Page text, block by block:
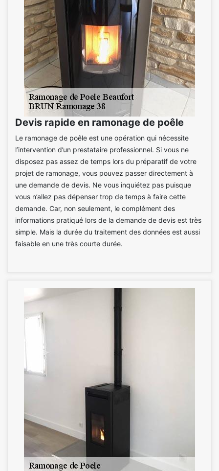
Devis rapide en ramonage de poêle
Le ramonage de poêle est une opération qui nécessite
l’intervention d’un prestataire professionnel. Si vous ne
disposez pas assez de temps lors du préparatif de votre
projet de ramonage, vous pouvez passer directement à
une demande de devis. Ne vous inquiétez pas puisque
vous n’allez pas dépenser trop de temps à faire cette
demande. Car, non seulement, le complément des
informations pratiqué lors de la demande de devis est très
simple. Mais la durée du traitement des données est aussi
faisable en une très courte durée.